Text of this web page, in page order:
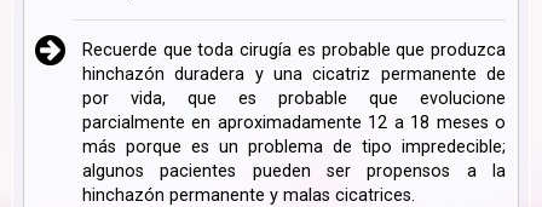
Recuerde que toda cirugía es probable que produzca
hinchazón duradera y una cicatriz permanente de
por vida, que es probable que evolucione
parcialmente en aproximadamente 12 a 18 meses o
más porque es un problema de tipo impredecible;
algunos pacientes pueden ser propensos a la
hinchazón permanente y malas cicatrices.